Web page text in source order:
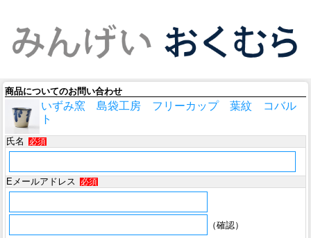
商品についてのお問い合わせ
いずみ窯 島袋工房 フリーカップ 葉紋 コバル
ト
氏名 必須
Eメールアドレス 必須
（確認）